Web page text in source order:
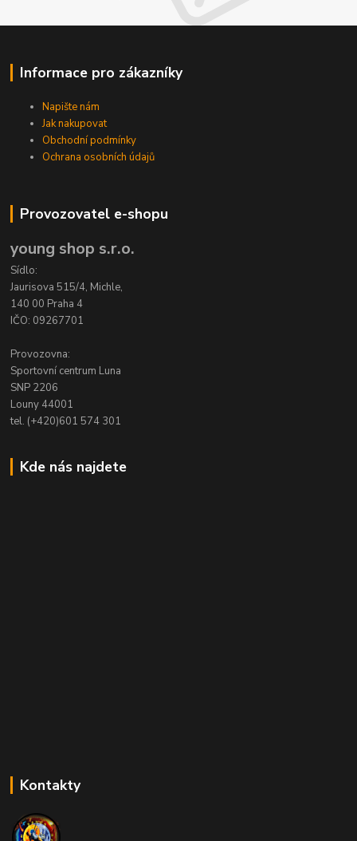
Informace pro zákazníky
Napište nám
Jak nakupovat
Obchodní podmínky
Ochrana osobních údajů
Provozovatel e-shopu
young shop s.r.o.
Sídlo:
Jaurisova 515/4, Michle,
140 00 Praha 4
IČO: 09267701
Provozovna:
Sportovní centrum Luna
SNP 2206
Louny 44001
tel. (+420)601 574 301
Kde nás najdete
Kontakty